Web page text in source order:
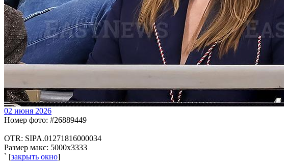
02 июня 2026
Номер фото: #26889449
OTR: SIPA.01271816000034
Размер макс: 5000x3333
` [закрыть окно]